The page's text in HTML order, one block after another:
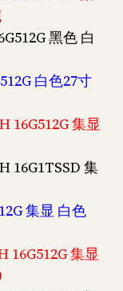
黑色 白
白色27寸
16G512G 集显
16G1TSSD 集
集显 白色
16G512G 集显